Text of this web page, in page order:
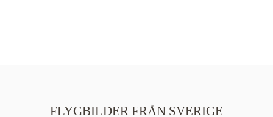
FLYGBILDER FRÅN SVERIGE